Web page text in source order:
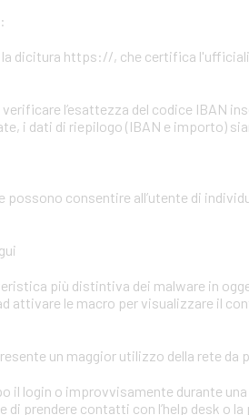
la dicitura https://, che certifica
l’esattezza del codice IBAN
i dati di riepilogo (IBAN e importo)
consentire all’utente di
più distintiva dei malware in
attivare le macro per visualizzare il
un maggior utilizzo della rete da
il login o improvvisamente durante
prendere contatti con l’help desk o